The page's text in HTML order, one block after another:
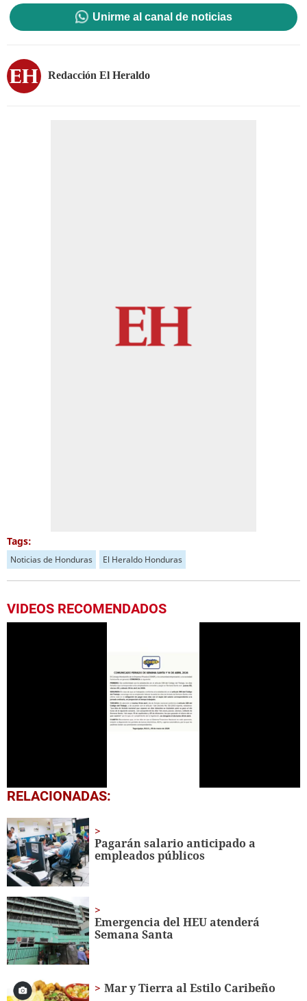
Unirme al canal de noticias
Redacción El Heraldo
Tags:
Noticias de Honduras El Heraldo Honduras
VIDEOS RECOMENDADOS
0
seconds
1
minute,
51
seconds
RELACIONADAS:
Pagarán salario anticipado a
empleados públicos
Emergencia del HEU atenderá
Semana Santa
Mar y Tierra al Estilo Caribeño